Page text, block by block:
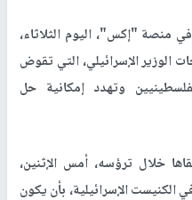
منصة "إكس"، اليوم الثلاثاء،
الإسرائيلي، التي تقوض
وتهدد إمكانية حل
خلال ترؤسه، أمس الإثنين،
الكنيست الإسرائيلية، بأن يكون